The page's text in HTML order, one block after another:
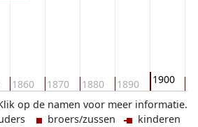
1860 1870 1880 1890 1900
op de namen voor meer informatie.
broers/zussen kinderen